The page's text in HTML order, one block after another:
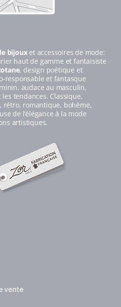
bijouxet accessoires de mode:
haut de gamme et fantaisiste
, design poétique et
responsable et fantasque
audace au masculin,
tendances. Classique,
rétro, romantique, bohème,
de l’élégance à la mode
artistiques.
vente